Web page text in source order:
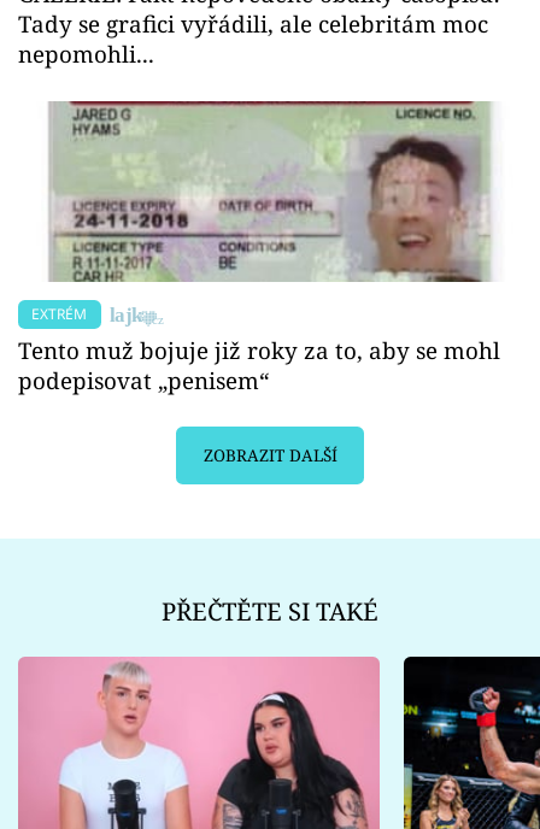
Tady se grafici vyřádili, ale celebritám moc
nepomohli...
EXTRÉM
Tento muž bojuje již roky za to, aby se mohl
podepisovat „penisem“
ZOBRAZIT DALŠÍ
PŘEČTĚTE SI TAKÉ